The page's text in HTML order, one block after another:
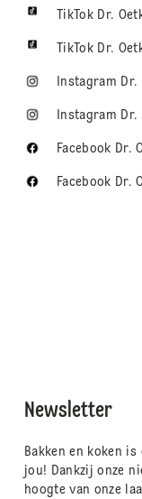
TikTok Dr.
TikTok Dr.
Instagram Dr.
Instagram Dr.
Facebook Dr.
Facebook Dr.
Newsletter
Bakken en koken
jou! Dankzij onze
hoogte van onze